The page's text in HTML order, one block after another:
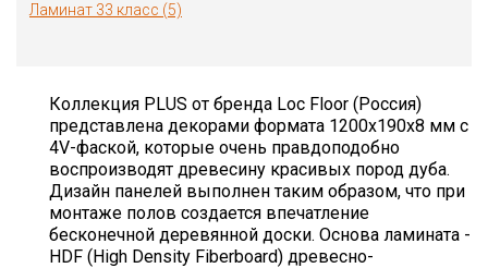
Ламинат 33 класс (5)
Коллекция PLUS от бренда Loc Floor (Россия)
представлена декорами формата 1200х190х8 мм с
4V-фаской, которые очень правдоподобно
воспроизводят древесину красивых пород дуба.
Дизайн панелей выполнен таким образом, что при
монтаже полов создается впечатление
бесконечной деревянной доски. Основа ламината -
HDF (High Density Fiberboard) древесно-